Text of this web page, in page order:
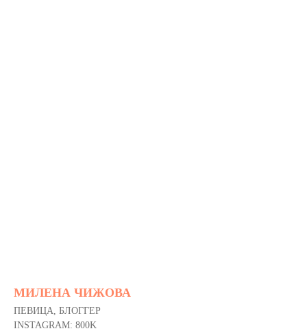
МИЛЕНА ЧИЖОВА
ПЕВИЦА, БЛОГГЕР
INSTAGRAM: 800K